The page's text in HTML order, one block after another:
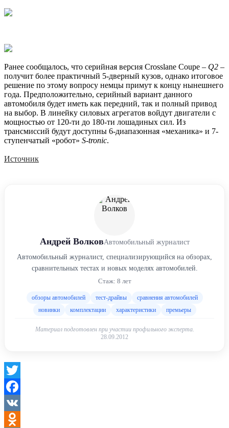
Ранее сообщалось, что серийная версия Crosslane Coupe – Q2 –
получит более практичный 5-дверный кузов, однако итоговое
решение по этому вопросу немцы примут к концу нынешнего
года. Предположительно, серийный вариант данного
автомобиля будет иметь как передний, так и полный привод
на выбор. В линейку силовых агрегатов войдут двигатели с
мощностью от 120-ти до 180-ти лошадиных сил. Из
трансмиссий будут доступны 6-диапазонная «механика» и 7-
ступенчатый «робот» S-tronic.
Источник
Андрей ВолковАвтомобильный журналист
Автомобильный журналист, специализирующийся на обзорах,
сравнительных тестах и новых моделях автомобилей.
Стаж: 8 лет
обзоры автомобилей тест-драйвы
сравнения автомобилей
новинки
комплектации характеристики премьеры
Материал подготовлен при участии профильного эксперта.
28.09.2012
Twitter
Facebook
VK